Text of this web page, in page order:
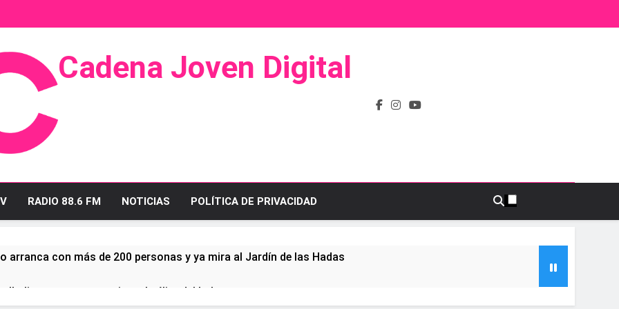
Cadena Joven Digital
Radio Y Televisión
RADIO 88.6 FM NOTICIAS POLÍTICA DE PRIVACIDAD
arranca con más de 200 personas y ya mira al Jardín de las Hadas
linense tras conquistar la élite del baloncesto